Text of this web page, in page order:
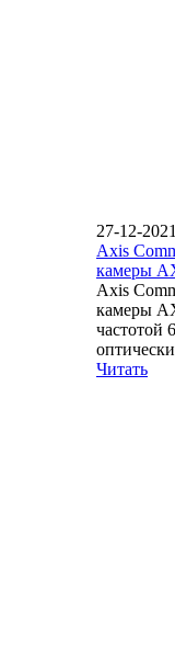
27-12-2021
Axis
камеры
Axis
камеры
частотой
Читать